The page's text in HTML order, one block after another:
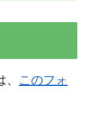
このフォ